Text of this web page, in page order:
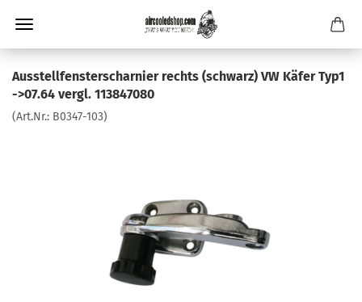
Ausstellfensterscharnier rechts (schwarz) VW Käfer Typ1
->07.64 vergl. 113847080
(Art.Nr.: B0347-103)